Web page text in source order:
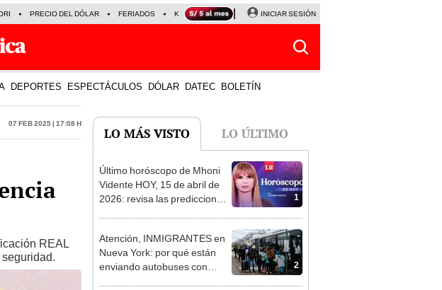
PRECIO DEL DÓLAR FERIADOS KEIKO FUJIMORI NALDY SALDAÑA
INICIAR SESIÓN
DEPORTES ESPECTÁCULOS DÓLAR DATEC BOLETÍN
07 Feb 2025 | 17:08 h
REAL
LO MÁS VISTO LO ÚLTIMO
1
Último horóscopo de Mhoni
Vidente HOY, 15 de abril de
2026: revisa las predicciones
2
Atención, INMIGRANTES en
Nueva York: por qué están
enviando autobuses con